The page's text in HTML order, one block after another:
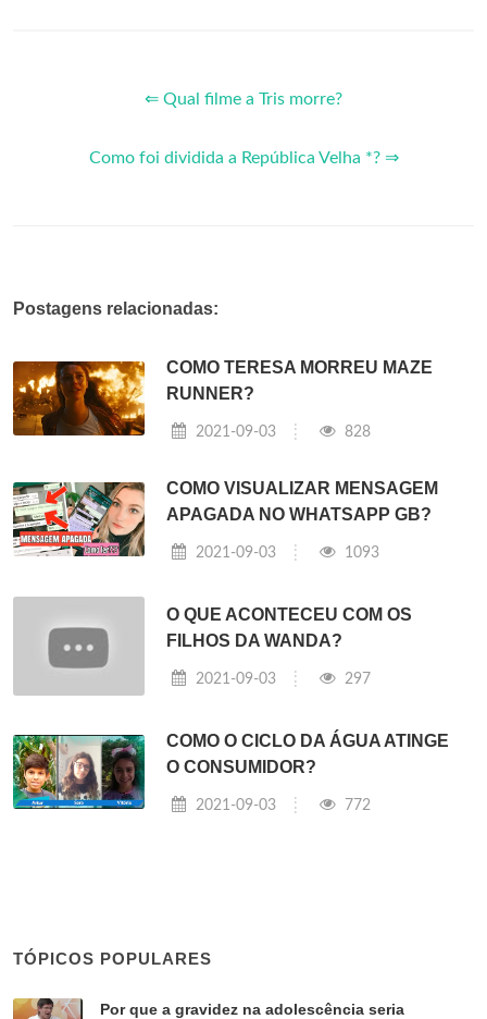
⇐ Qual filme a Tris morre?
Como foi dividida a República Velha *? ⇒
Postagens relacionadas:
COMO TERESA MORREU MAZE
RUNNER?
2021-09-03 828
COMO VISUALIZAR MENSAGEM
APAGADA NO WHATSAPP GB?
2021-09-03 1093
O QUE ACONTECEU COM OS
FILHOS DA WANDA?
2021-09-03 297
COMO O CICLO DA ÁGUA ATINGE
O CONSUMIDOR?
2021-09-03 772
TÓPICOS POPULARES
Por que a gravidez na adolescência seria